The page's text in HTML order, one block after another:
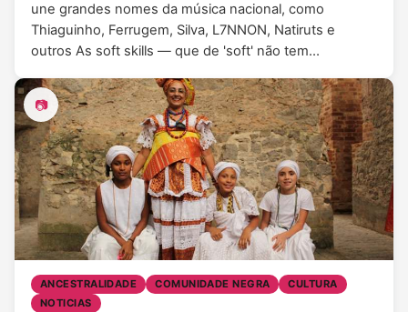
une grandes nomes da música nacional, como
Thiaguinho, Ferrugem, Silva, L7NNON, Natiruts e
outros As soft skills — que de 'soft' não tem…
📷
ANCESTRALIDADE COMUNIDADE NEGRA
CULTURA
NOTICIAS